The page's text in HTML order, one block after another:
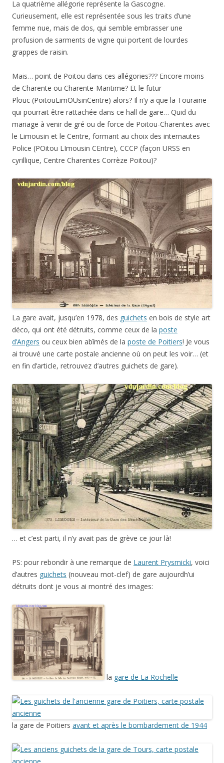
La quatrième allégorie représente la Gascogne.
Curieusement, elle est représentée sous les traits d’une
femme nue, mais de dos, qui semble embrasser une
profusion de sarments de vigne qui portent de lourdes
grappes de raisin.
Mais… point de Poitou dans ces allégories??? Encore moins
de Charente ou Charente-Maritime? Et le futur
Plouc (PoitouLimOUsinCentre) alors? Il n’y a que la Touraine
qui pourrait être rattachée dans ce hall de gare… Quid du
mariage à venir de gré ou de force de Poitou-Charentes avec
le Limousin et le Centre, formant au choix des internautes
Police (POitou LImousin CEntre), CCCP (façon URSS en
cyrillique, Centre Charentes Corrèze Poitou)?
La gare avait, jusqu’en 1978, des guichets en bois de style art
déco, qui ont été détruits, comme ceux de la poste
d’Angers ou ceux bien abîmés de la poste de Poitiers! Je vous
ai trouvé une carte postale ancienne où on peut les voir… (et
en fin d’article, retrouvez d’autres guichets de gare).
… et c’est parti, il n’y avait pas de grève ce jour là!
PS: pour rebondir à une remarque de Laurent Prysmicki, voici
d’autres guichets (nouveau mot-clef) de gare aujourdh’ui
détruits dont je vous ai montré des images:
la gare de La Rochelle
la gare de Poitiers avant et après le bombardement de 1944